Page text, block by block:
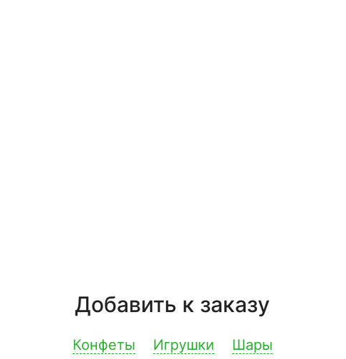
Добавить к заказу
Конфеты Игрушки Шары